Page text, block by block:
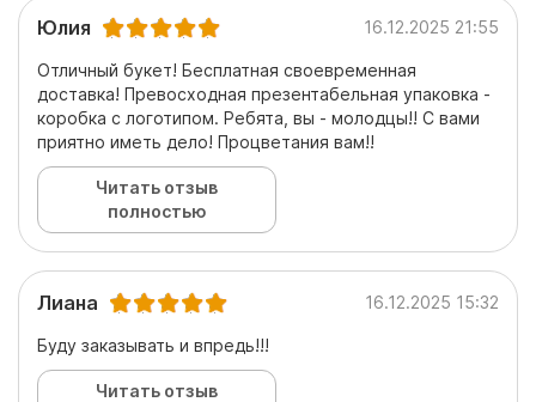
Юлия 16.12.2025 21:55
Отличный букет! Бесплатная своевременная
доставка! Превосходная презентабельная упаковка -
коробка с логотипом. Ребята, вы - молодцы!! С вами
приятно иметь дело! Процветания вам!!
Читать отзыв
полностью
Лиана 16.12.2025 15:32
Буду заказывать и впредь!!!
Читать отзыв